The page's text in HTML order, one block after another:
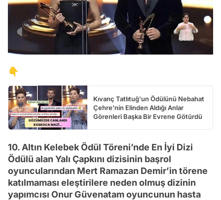
👇
Kıvanç Tatlıtuğ'un Ödülünü Nebahat
Çehre'nin Elinden Aldığı Anlar
Görenleri Başka Bir Evrene Götürdü
10. Altın Kelebek Ödül Töreni’nde En İyi Dizi
Ödülü alan Yalı Çapkını dizisinin başrol
oyuncularından Mert Ramazan Demir’in törene
katılmaması eleştirilere neden olmuş dizinin
yapımcısı Onur Güvenatam oyuncunun hasta